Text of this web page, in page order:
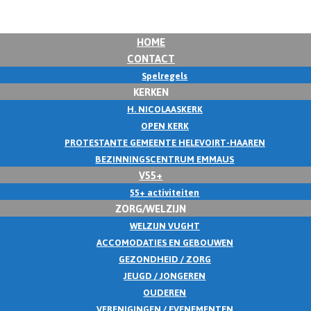
HOME
CONTACT
Spelregels
KERKEN
H. NICOLAASKERK
OPEN KERK
PROTESTANTE GEMEENTE HELEVOIRT-HAAREN
BEZINNINGSCENTRUM EMMAUS
V55+
55+ activiteiten
ZORG/WELZIJN
WELZIJN VUGHT
ACCOMODATIES EN GEBOUWEN
GEZONDHEID / ZORG
JEUGD / JONGEREN
OUDEREN